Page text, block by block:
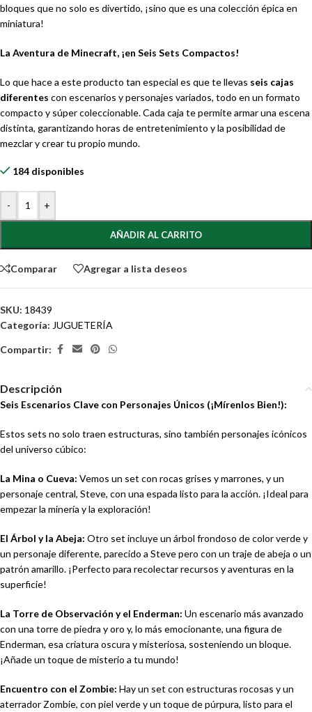
bloques que no solo es divertido, ¡sino que es una colección épica en
miniatura!
La Aventura de Minecraft, ¡en Seis Sets Compactos!
Lo que hace a este producto tan especial es que te llevas seis cajas
diferentes con escenarios y personajes variados, todo en un formato
compacto y súper coleccionable. Cada caja te permite armar una escena
distinta, garantizando horas de entretenimiento y la posibilidad de
mezclar y crear tu propio mundo.
184 disponibles
- +
AÑADIR AL CARRITO
Comparar Agregar a lista deseos
SKU: 18439
Categoría: JUGUETERÍA
Compartir:
Descripción
Seis Escenarios Clave con Personajes Únicos (¡Mírenlos Bien!):
Estos sets no solo traen estructuras, sino también personajes icónicos
del universo cúbico:
La Mina o Cueva: Vemos un set con rocas grises y marrones, y un
personaje central, Steve, con una espada listo para la acción. ¡Ideal para
empezar la minería y la exploración!
El Árbol y la Abeja: Otro set incluye un árbol frondoso de color verde y
un personaje diferente, parecido a Steve pero con un traje de abeja o un
patrón amarillo. ¡Perfecto para recolectar recursos y aventuras en la
superficie!
La Torre de Observación y el Enderman: Un escenario más avanzado
con una torre de piedra y oro y, lo más emocionante, una figura de
Enderman, esa criatura oscura y misteriosa, sosteniendo un bloque.
¡Añade un toque de misterio a tu mundo!
Encuentro con el Zombie: Hay un set con estructuras rocosas y un
aterrador Zombie, con piel verde y un toque de púrpura, listo para el